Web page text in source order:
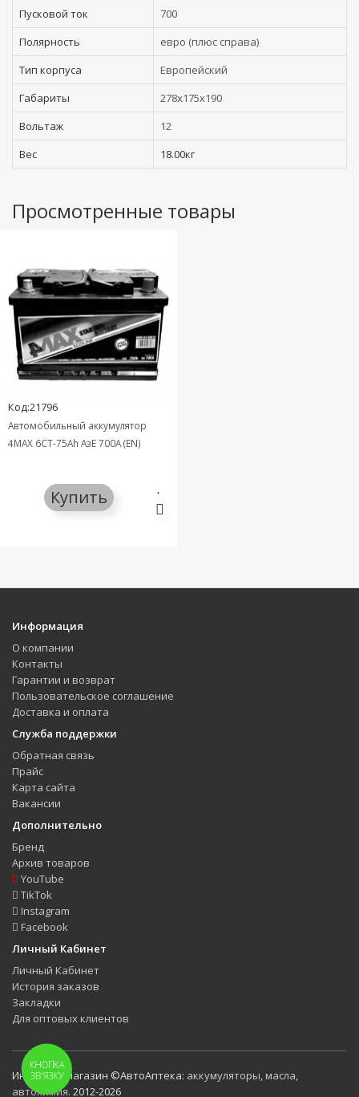
Пусковой ток
700
Полярность
евро (плюс справа)
Тип корпуса
Европейский
Габариты
278x175x190
Вольтаж
12
Вес
18.00кг
Просмотренные товары
Код:21796
Автомобильный аккумулятор
4MAX 6СТ-75Ah АзЕ 700A (EN)
Купить
Информация
О компании
Контакты
Гарантии и возврат
Пользовательское соглашение
Доставка и оплата
Служба поддержки
Обратная связь
Прайс
Карта сайта
Вакансии
Дополнительно
Бренд
Архив товаров
YouTube
TikTok
Instagram
Facebook
Личный Кабинет
Личный Кабинет
История заказов
Закладки
Для оптовых клиентов
Интернет-магазин ©АвтоАптека: аккумуляторы масла
автохимия. 2012-2026
КНОПКА
ЗВ'ЯЗКУ